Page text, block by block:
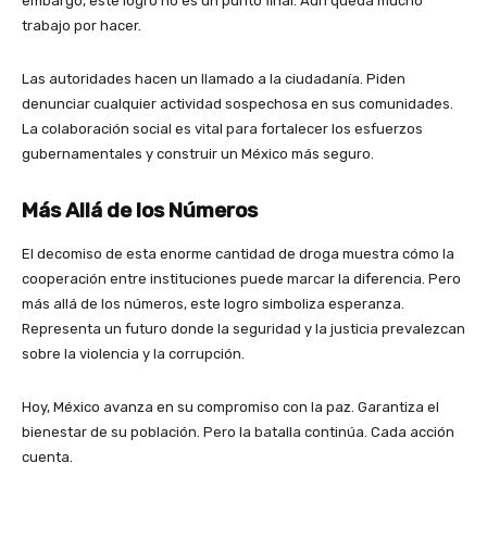
trabajo por hacer.
Las autoridades hacen un llamado a la ciudadanía. Piden
denunciar cualquier actividad sospechosa en sus comunidades.
La colaboración social es vital para fortalecer los esfuerzos
gubernamentales y construir un México más seguro.
Más Allá de los Números
El decomiso de esta enorme cantidad de droga muestra cómo la
cooperación entre instituciones puede marcar la diferencia. Pero
más allá de los números, este logro simboliza esperanza.
Representa un futuro donde la seguridad y la justicia prevalezcan
sobre la violencia y la corrupción.
Hoy, México avanza en su compromiso con la paz. Garantiza el
bienestar de su población. Pero la batalla continúa. Cada acción
cuenta.